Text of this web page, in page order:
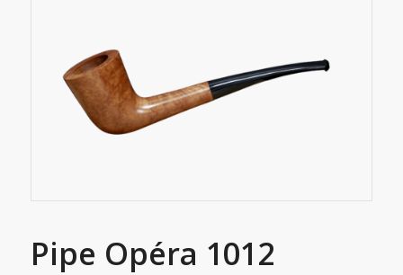
Pipe Opéra 1012